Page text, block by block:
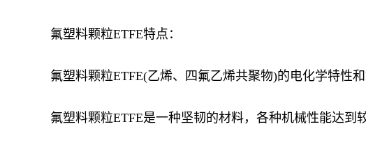
氟塑料颗粒ETFE特点：
氟塑料颗粒ETFE(乙烯、四氟乙烯共聚物)的电化学特性
氟塑料颗粒ETFE是一种坚韧的材料，各种机械性能达